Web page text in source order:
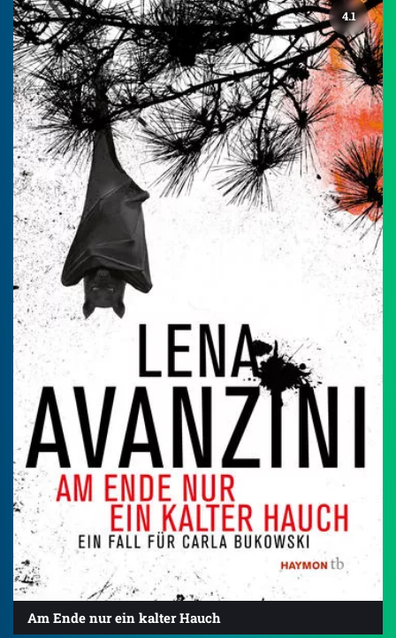
4.1
Am Ende nur ein kalter Hauch